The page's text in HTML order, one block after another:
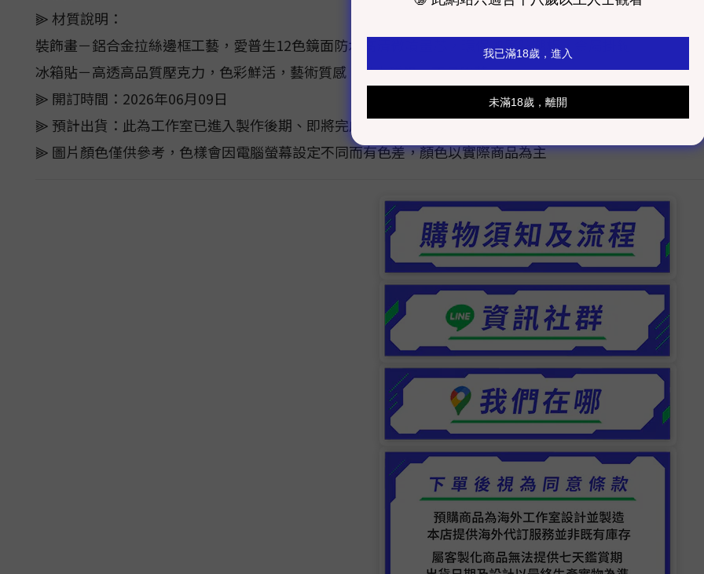
⫸ 材質說明：
裝飾畫－鋁合金拉絲邊框工藝，愛普生12色鏡面防水高清微噴畫芯，環保加厚防潮板，金屬掛鉤
冰箱貼－高透高品質壓克力，色彩鮮活，藝術質感，強力磁吸，不易脫落
⫸ 開訂時間：2026年06月09日
⫸ 預計出貨：此為工作室已進入製作後期、即將完成的商品，約需要4~8周完成製作及配送時間，購買時請
⫸ 圖片顏色僅供參考，色樣會因電腦螢幕設定不同而有色差，顏色以實際商品為主